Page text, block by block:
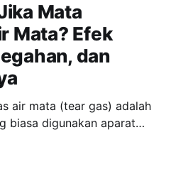
Mata
Mata? Efek
dan
biasa digunakan aparat